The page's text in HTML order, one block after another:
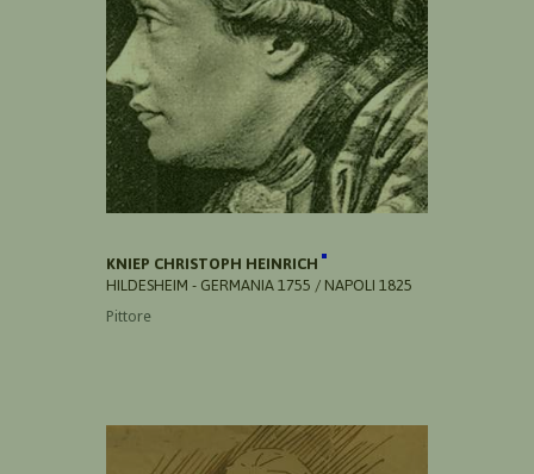
KNIEP CHRISTOPH HEINRICH
HILDESHEIM - GERMANIA 1755 / NAPOLI 1825
Pittore